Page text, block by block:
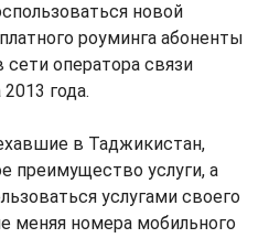
новой
роуминга абоненты
оператора связи
года.
в Таджикистан,
преимущество услуги, а
услугами своего
меняя номера мобильного